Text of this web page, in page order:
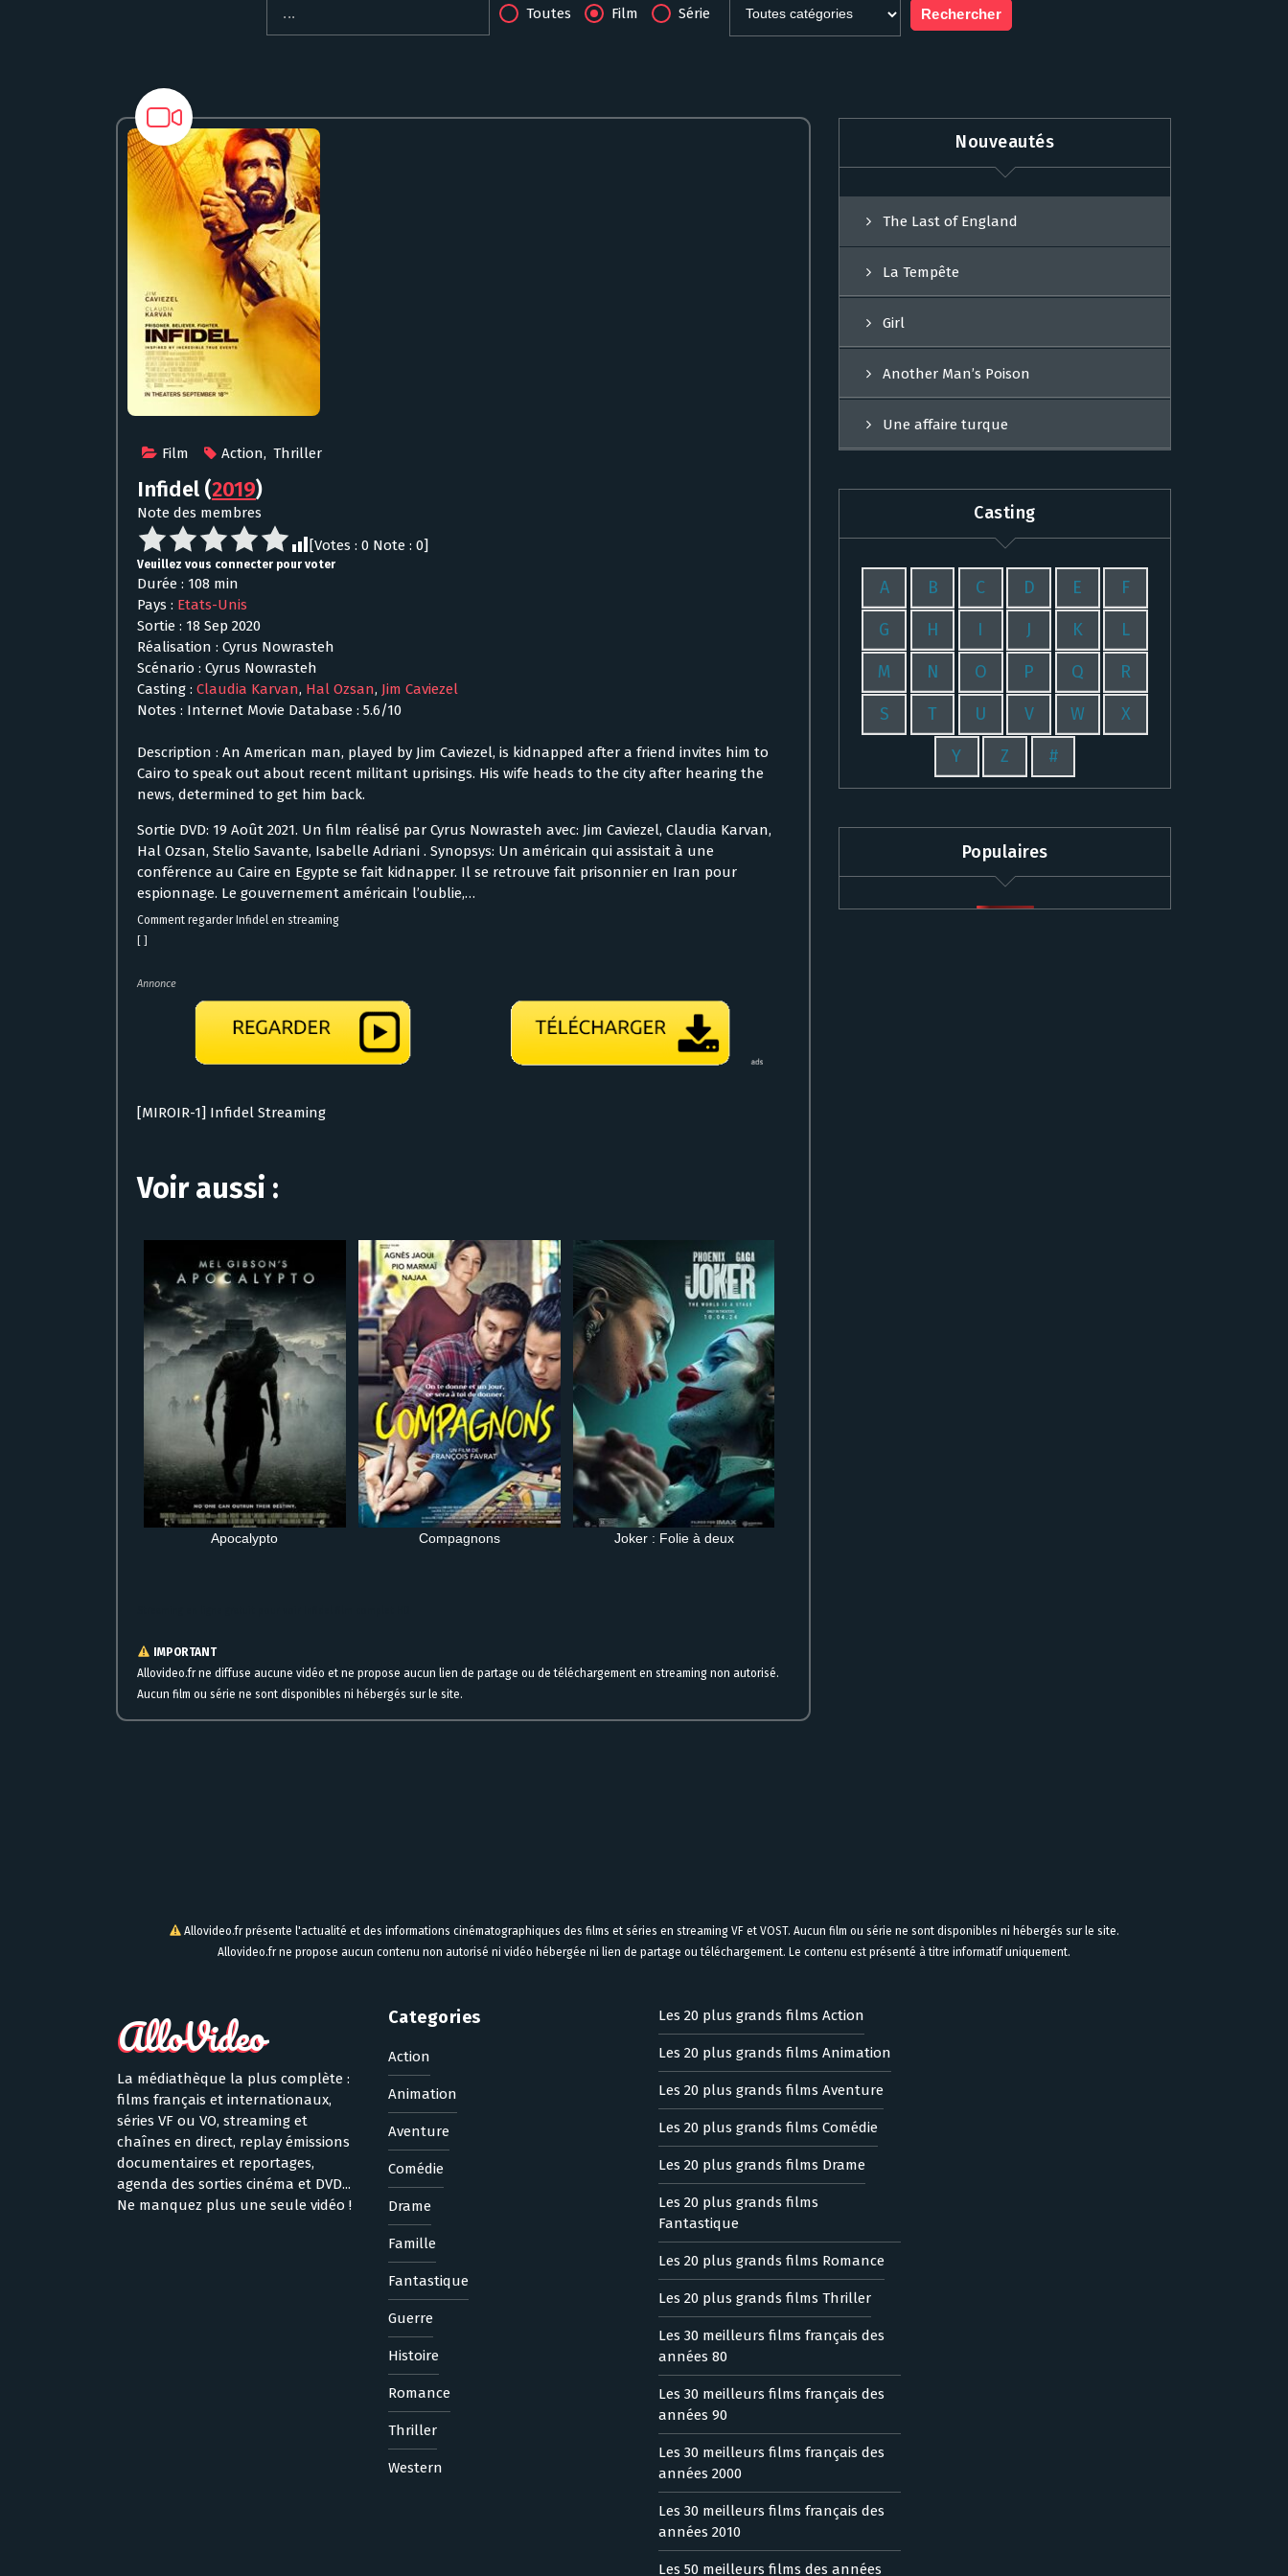
Toutes Film Série
Film Action, Thriller
Infidel (2019)
Note des membres
[Votes : 0 Note : 0]
Veuillez vous connecter pour voter
Durée : 108 min
Pays : Etats-Unis
Sortie : 18 Sep 2020
Réalisation : Cyrus Nowrasteh
Scénario : Cyrus Nowrasteh
Casting : Claudia Karvan, Hal Ozsan, Jim Caviezel
Notes : Internet Movie Database : 5.6/10
Description : An American man, played by Jim Caviezel, is kidnapped after a friend invites him to
Cairo to speak out about recent militant uprisings. His wife heads to the city after hearing the
news, determined to get him back.
Sortie DVD: 19 Août 2021. Un film réalisé par Cyrus Nowrasteh avec: Jim Caviezel, Claudia Karvan,
Hal Ozsan, Stelio Savante, Isabelle Adriani . Synopsys: Un américain qui assistait à une
conférence au Caire en Egypte se fait kidnapper. Il se retrouve fait prisonnier en Iran pour
espionnage. Le gouvernement américain l’oublie,…
Comment regarder Infidel en streaming
Annonce
[MIROIR-1] Infidel Streaming
Voir aussi :
Apocalypto Compagnons Joker : Folie à deux
IMPORTANT
Allovideo.fr ne diffuse aucune vidéo et ne propose aucun lien de partage ou de téléchargement en streaming non autorisé.
Aucun film ou série ne sont disponibles ni hébergés sur le site.
Nouveautés
The Last of England
La Tempête
Girl
Another Man’s Poison
Une affaire turque
Casting
A B C D E F
G H I J K L
M N O P Q R
S T U V W X
Y Z #
Populaires
Allovideo.fr présente l'actualité et des informations cinématographiques des films et séries en streaming VF et VOST. Aucun film ou série ne sont disponibles ni hébergés sur le site.
Allovideo.fr ne propose aucun contenu non autorisé ni vidéo hébergée ni lien de partage ou téléchargement. Le contenu est présenté à titre informatif uniquement.
La médiathèque la plus complète :
films français et internationaux,
séries VF ou VO, streaming et
chaînes en direct, replay émissions
documentaires et reportages,
agenda des sorties cinéma et DVD...
Ne manquez plus une seule vidéo !
Categories
Action
Animation
Aventure
Comédie
Drame
Famille
Fantastique
Guerre
Histoire
Romance
Thriller
Western
Les 20 plus grands films Action
Les 20 plus grands films Animation
Les 20 plus grands films Aventure
Les 20 plus grands films Comédie
Les 20 plus grands films Drame
Les 20 plus grands films
Fantastique
Les 20 plus grands films Romance
Les 20 plus grands films Thriller
Les 30 meilleurs films français des
années 80
Les 30 meilleurs films français des
années 90
Les 30 meilleurs films français des
années 2000
Les 30 meilleurs films français des
années 2010
Les 50 meilleurs films des années